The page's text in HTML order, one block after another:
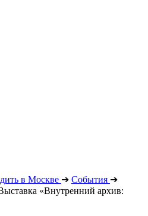
в Москве ➔ События ➔
«Внутренний архив: